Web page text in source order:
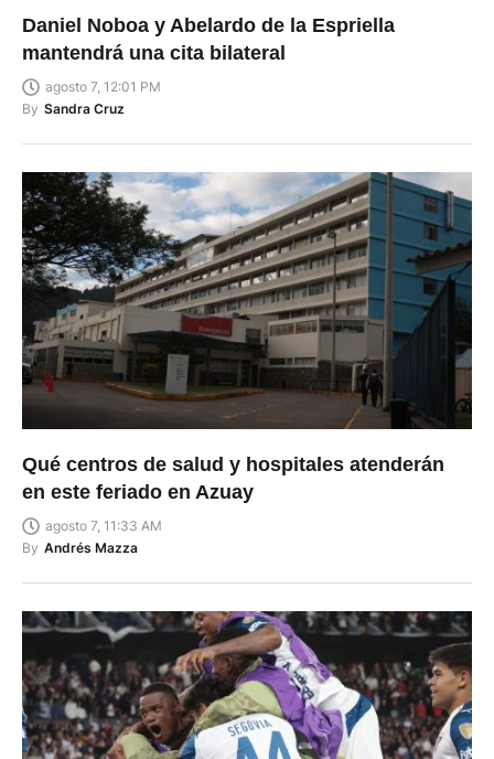
Daniel Noboa y Abelardo de la Espriella
mantendrá una cita bilateral
agosto 7, 12:01 PM
By Sandra Cruz
Qué centros de salud y hospitales atenderán
en este feriado en Azuay
agosto 7, 11:33 AM
By Andrés Mazza